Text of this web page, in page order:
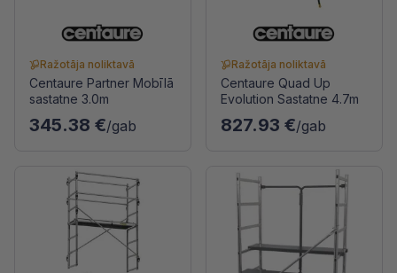
Ražotāja noliktavā
Centaure Partner Mobīlā
sastatne 3.0m
345.38 €/gab
Ražotāja noliktavā
Centaure Quad Up
Evolution Sastatne 4.7m
827.93 €/gab